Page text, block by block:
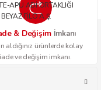
APU ADİ ORTAKLIĞI
FİLO A.Ş.
& Değişim İmkanı
aldığınız ürünlerde kolay
iade ve değişim imkanı.